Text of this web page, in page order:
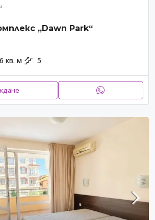
„Dawn Park“
кв. м 5